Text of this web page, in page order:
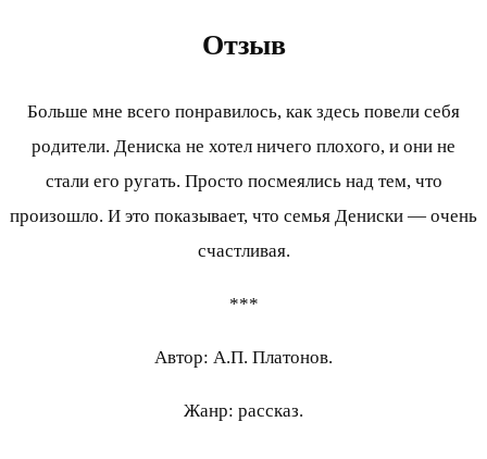
Отзыв
Больше мне всего понравилось, как здесь повели себя
родители. Дениска не хотел ничего плохого, и они не
стали его ругать. Просто посмеялись над тем, что
произошло. И это показывает, что семья Дениски — очень
счастливая.
***
Автор: А.П. Платонов.
Жанр: рассказ.